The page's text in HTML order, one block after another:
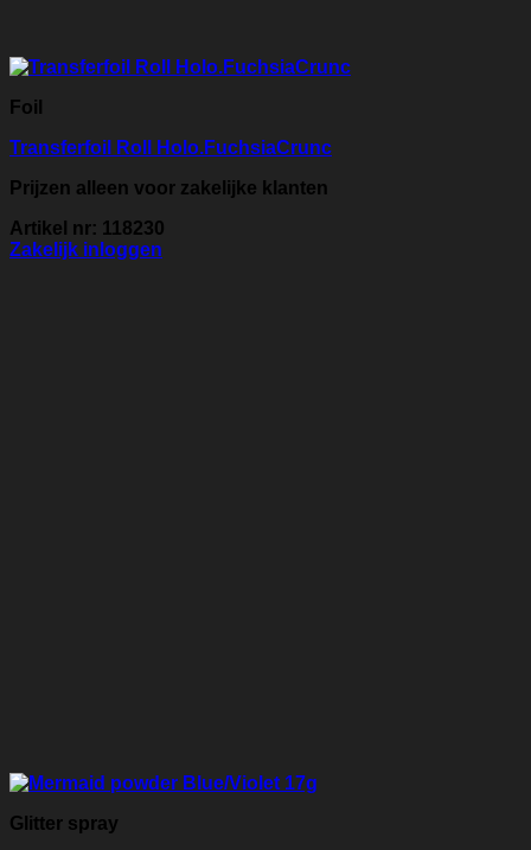
Foil
Transferfoil Roll Holo.FuchsiaCrunc
Prijzen alleen voor zakelijke klanten
Artikel nr: 118230
Zakelijk inloggen
Glitter spray